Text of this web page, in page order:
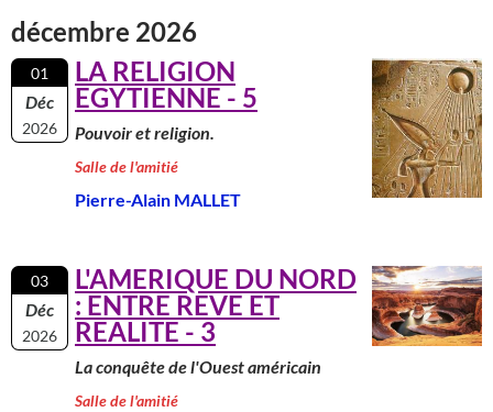
décembre 2026
01
Déc
2026
LA RELIGION
EGYTIENNE - 5
Pouvoir et religion.
Salle de l'amitié
Pierre-Alain MALLET
03
Déc
2026
L'AMERIQUE DU NORD
: ENTRE REVE ET
REALITE - 3
La conquête de l'Ouest américain
Salle de l'amitié